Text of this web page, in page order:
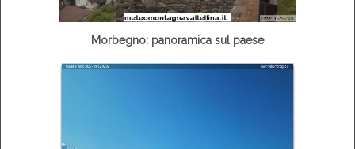
Morbegno: panoramica sul paese